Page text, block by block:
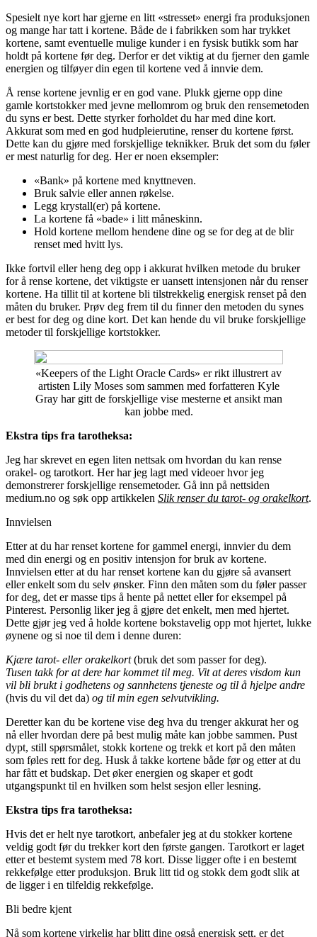
Spesielt nye kort har gjerne en litt «stresset» energi fra produksjonen
og mange har tatt i kortene. Både de i fabrikken som har trykket
kortene, samt eventuelle mulige kunder i en fysisk butikk som har
holdt på kortene før deg. Derfor er det viktig at du fjerner den gamle
energien og tilføyer din egen til kortene ved å innvie dem.
Å rense kortene jevnlig er en god vane. Plukk gjerne opp dine
gamle kortstokker med jevne mellomrom og bruk den rensemetoden
du syns er best. Dette styrker forholdet du har med dine kort.
Akkurat som med en god hudpleierutine, renser du kortene først.
Dette kan du gjøre med forskjellige teknikker. Bruk det som du føler
er mest naturlig for deg. Her er noen eksempler:
«Bank» på kortene med knyttneven.
Bruk salvie eller annen røkelse.
Legg krystall(er) på kortene.
La kortene få «bade» i litt måneskinn.
Hold kortene mellom hendene dine og se for deg at de blir
renset med hvitt lys.
Ikke fortvil eller heng deg opp i akkurat hvilken metode du bruker
for å rense kortene, det viktigste er uansett intensjonen når du renser
kortene. Ha tillit til at kortene bli tilstrekkelig energisk renset på den
måten du bruker. Prøv deg frem til du finner den metoden du synes
er best for deg og dine kort. Det kan hende du vil bruke forskjellige
metoder til forskjellige kortstokker.
«Keepers of the Light Oracle Cards» er rikt illustrert av
artisten Lily Moses som sammen med forfatteren Kyle
Gray har gitt de forskjellige vise mesterne et ansikt man
kan jobbe med.
Ekstra tips fra tarotheksa:
Jeg har skrevet en egen liten nettsak om hvordan du kan rense
orakel- og tarotkort. Her har jeg lagt med videoer hvor jeg
demonstrerer forskjellige rensemetoder. Gå inn på nettsiden
medium.no og søk opp artikkelen Slik renser du tarot- og orakelkort.
Innvielsen
Etter at du har renset kortene for gammel energi, innvier du dem
med din energi og en positiv intensjon for bruk av kortene.
Innvielsen etter at du har renset kortene kan du gjøre så avansert
eller enkelt som du selv ønsker. Finn den måten som du føler passer
for deg, det er masse tips å hente på nettet eller for eksempel på
Pinterest. Personlig liker jeg å gjøre det enkelt, men med hjertet.
Dette gjør jeg ved å holde kortene bokstavelig opp mot hjertet, lukke
øynene og si noe til dem i denne duren:
Kjære tarot- eller orakelkort(bruk det som passer for deg).
Tusen takk for at dere har kommet til meg. Vit at deres visdom kun
vil bli brukt i godhetens og sannhetens tjeneste og til å hjelpe andre
(hvis du vil det da) og til min egen selvutvikling.
Deretter kan du be kortene vise deg hva du trenger akkurat her og
nå eller hvordan dere på best mulig måte kan jobbe sammen. Pust
dypt, still spørsmålet, stokk kortene og trekk et kort på den måten
som føles rett for deg. Husk å takke kortene både før og etter at du
har fått et budskap. Det øker energien og skaper et godt
utgangspunkt til en hvilken som helst sesjon eller lesning.
Ekstra tips fra tarotheksa:
Hvis det er helt nye tarotkort, anbefaler jeg at du stokker kortene
veldig godt før du trekker kort den første gangen. Tarotkort er laget
etter et bestemt system med 78 kort. Disse ligger ofte i en bestemt
rekkefølge etter produksjon. Bruk litt tid og stokk dem godt slik at
de ligger i en tilfeldig rekkefølge.
Bli bedre kjent
Nå som kortene virkelig har blitt dine også energisk sett, er det